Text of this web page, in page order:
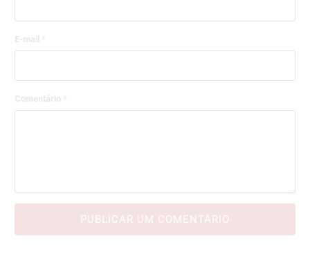
E-mail
Comentário